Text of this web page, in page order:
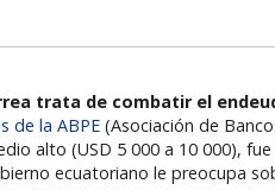
trata de combatir el
de la ABPE(Asociación de
alto (USD 5 000 a 10 000),
ecuatoriano le preocupa